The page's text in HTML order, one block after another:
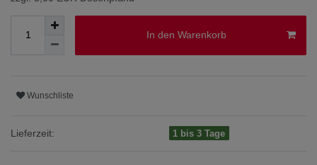
In den Warenkorb
Wunschliste
Lieferzeit: 1 bis 3 Tage